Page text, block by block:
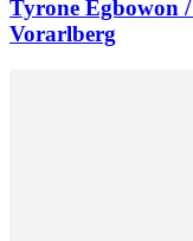
Tyrone Egbowon
Vorarlberg